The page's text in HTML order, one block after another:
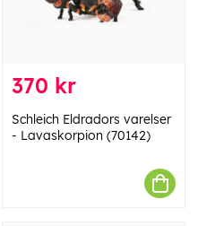
370 kr
Schleich Eldradors varelser
- Lavaskorpion (70142)